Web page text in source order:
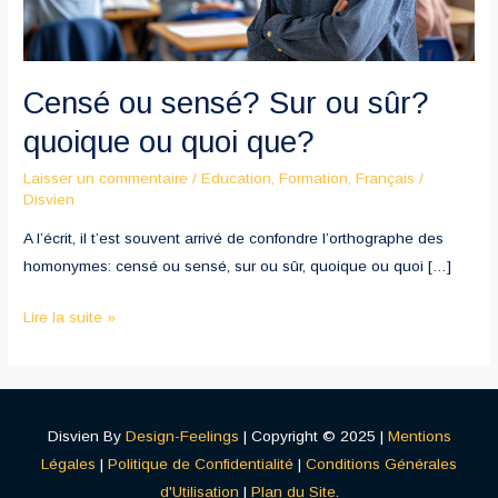
Censé ou sensé? Sur ou sûr?
quoique ou quoi que?
Laisser un commentaire /Education ,Formation ,Français /
Disvien
A l’écrit, il t’est souvent arrivé de confondre l’orthographe des
homonymes: censé ou sensé, sur ou sûr, quoique ou quoi […]
quoi
que?
Lire la suite »
Disvien By Design-Feelings | Copyright © 2025 | Mentions
Légales | Politique de Confidentialité | Conditions Générales
d'Utilisation | Plan du Site.